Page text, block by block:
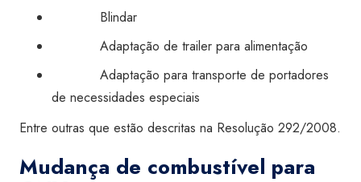
Blindar
Adaptação de trailer para alimentação
Adaptação para transporte de portadores
de necessidades especiais
Entre outras que estão descritas na Resolução 292/2008.
Mudança de combustível para